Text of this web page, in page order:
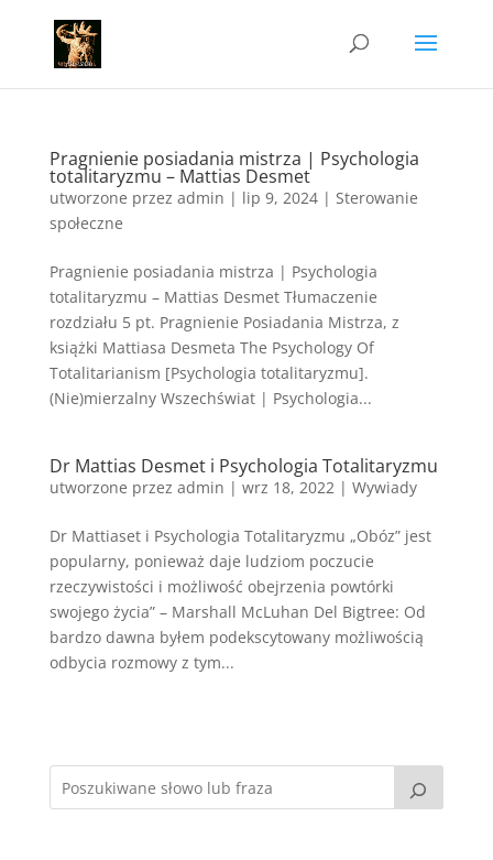
Pragnienie posiadania mistrza | Psychologia
totalitaryzmu – Mattias Desmet
utworzone przez admin | lip 9, 2024| Sterowanie
społeczne
Pragnienie posiadania mistrza | Psychologia
totalitaryzmu – Mattias Desmet Tłumaczenie
rozdziału 5 pt. Pragnienie Posiadania Mistrza, z
książki Mattiasa Desmeta The Psychology Of
Totalitarianism [Psychologia totalitaryzmu].
(Nie)mierzalny Wszechświat | Psychologia...
Dr Mattias Desmet i Psychologia Totalitaryzmu
utworzone przez admin | wrz 18, 2022| Wywiady
Dr Mattiaset i Psychologia Totalitaryzmu „Obóz” jest
popularny, ponieważ daje ludziom poczucie
rzeczywistości i możliwość obejrzenia powtórki
swojego życia” – Marshall McLuhan Del Bigtree: Od
bardzo dawna byłem podekscytowany możliwością
odbycia rozmowy z tym...